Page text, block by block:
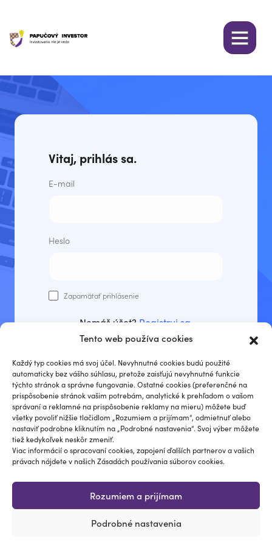
Tento web používa cookies
Každý typ cookies má svoj účel. Nevyhnutné cookies budú použité
automaticky bez vášho súhlasu, pretože zaisťujú nevyhnutné funkcie
týchto stránok a správne fungovanie. Ostatné cookies (preferenčné na
prispôsobenie stránok vašim potrebám, analytické k prehľadom o vašom
správaní a reklamné na prispôsobenie reklamy na mieru) môžete buď
všetky povoliť nižšie tlačidlom „Rozumiem a prijímam“, odmietnuť alebo
nastaviť podrobne kliknutím na „Podrobné nastavenia“. Svoj výber môžete
tiež kedykoľvek neskôr zmeniť.
Viac informácií o spracovaní cookies, zapojení ďalších partnerov a vašich
právach nájdete v našich Zásadách používania súborov cookies.
Rozumiem a prijímam
Podrobné nastavenia
Vitaj, prihlás sa.
E-mail
Heslo
Zapamätať prihlásenie
Nemáš účet? Registruj sa
Zabudli ste heslo?